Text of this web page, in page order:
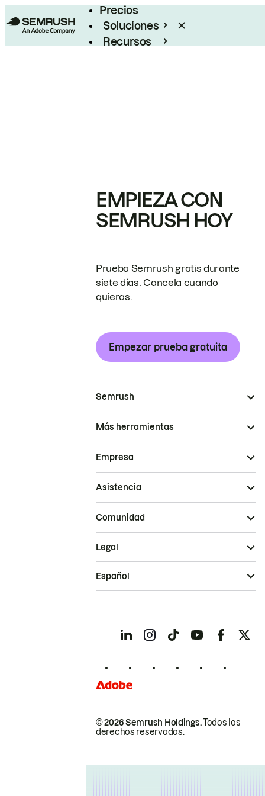
Precios
Soluciones
Recursos
EMPIEZA CON
SEMRUSH HOY
Prueba Semrush gratis durante
siete días. Cancela cuando
quieras.
Empezar prueba gratuita
Semrush
Más herramientas
Empresa
Asistencia
Comunidad
© 2026 Semrush Holdings.Todos los
derechos reservados.
Legal
Español